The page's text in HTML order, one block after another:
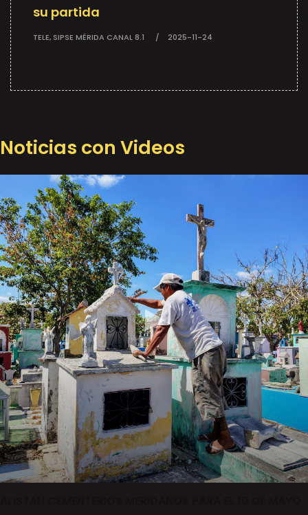
su partida
TELE, SIPSE MÉRIDA CANAL 8.1 2025-11-24
Noticias con Videos